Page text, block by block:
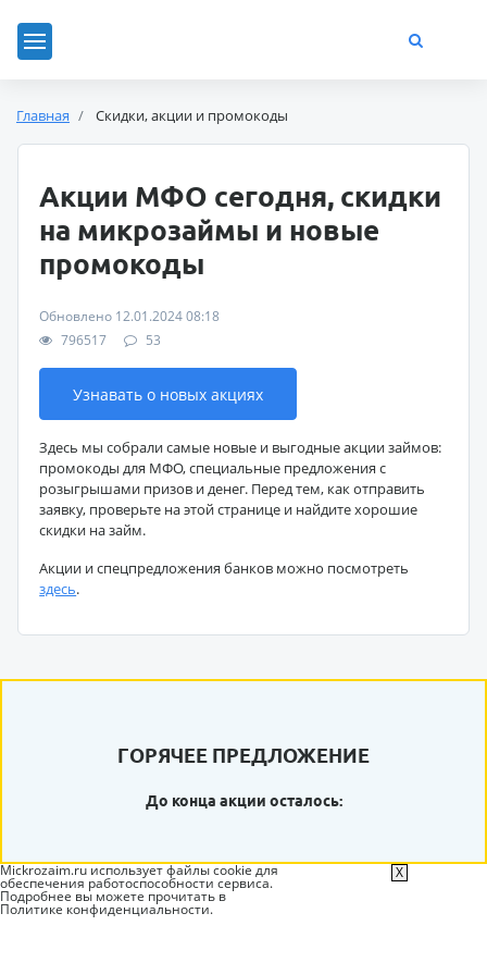
Главная Скидки, акции и промокоды
Акции МФО сегодня, скидки
на микрозаймы и новые
промокоды
Обновлено 12.01.2024 08:18
796517
53
Узнавать о новых акциях
Здесь мы собрали самые новые и выгодные акции займов:
промокоды для МФО, специальные предложения с
розыгрышами призов и денег. Перед тем, как отправить
заявку, проверьте на этой странице и найдите хорошие
скидки на займ.
Акции и спецпредложения банков можно посмотреть
здесь.
ГОРЯЧЕЕ ПРЕДЛОЖЕНИЕ
До конца акции осталось:
Mickrozaim.ru использует файлы cookie для
обеспечения работоспособности сервиса.
Подробнее вы можете прочитать в
Политике конфиденциальности.
X